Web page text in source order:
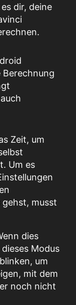
dir, deine
auch
Zeit, um
Um es
musst
dies
Modus
blinken, um
mit dem
noch nicht